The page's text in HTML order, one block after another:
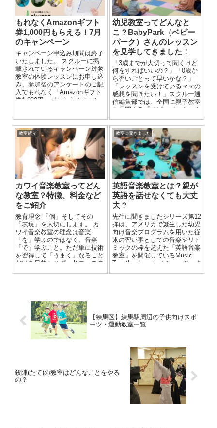
もれなくAmazonギフト
券1,000円もらえる！7月
のキャンペーン
キャンペーン申込み期間は終了
いたしました。 スクルーに掲
載されているキャンペーン対象
教室の体験レッスンにお申し込
み、参加後のアンケートのご記
入でもれなく「Amazonギフト
券1,000円」がもらえるキャン
幼児教室ってどんなと
こ？BabyPark（ベビー
パーク）さんのレッスン
を見学してきました！
「3歳までが大切って聞くけど
何をすればいいの？」「0歳か
ら習いごとって早いかな？」
「レッスンを受けているママの
感想を聞きたい！」スクルー通
信編集部では、全国に親子教室
を展開する『ベビーパーク』さ
ンを見学してきました。お子さ
んの様子を拝見しながら、先生
や参加しているママにもあれこ
れ質問。親子教室とは何なの
か？ ベビーパークさんの魅力
は？ それでは詳しくお伝えし
ます！
教室紹介
カワイ音楽教室ってどん
な教室？特徴、料金など
をご紹介
教育理念 「個」そしてその
「表現」を大切にします。 カ
ワイ音楽教室の理念は音楽
「を」学ぶのではなく、音楽
「で」学ぶこと。ただ単に技術
を習得して「うまく」なること
だけを目的とせず、各コースの
教室に聞きました
英語音楽教室とは？親が
英語を話せなくても大丈
夫？
先生に聞きましたシリーズ第12
弾は、アメリカで誕生した幼児
向け音楽プログラムを用いた従
来の習い事としての音楽やリト
ミックの枠を超えた「英語音楽
教室」を開催しているMusic
Together Legato（ミュージック
【練馬区】練馬駅周辺の子供向けスポ
ーツ・運動教室一覧
殺陣(たて)の教室はどんなことをやる
の？